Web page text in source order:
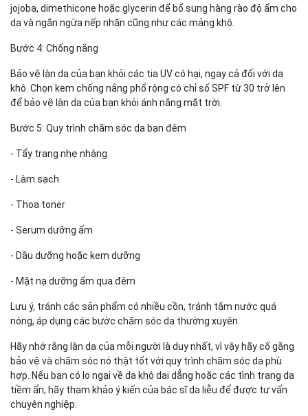
jojoba, dimethicone hoặc glycerin để bổ sung hàng rào độ ẩm cho
da và ngăn ngừa nếp nhăn cũng như các mảng khô.
Bước 4: Chống nắng
Bảo vệ làn da của bạn khỏi các tia UV có hại, ngay cả đối với da
khô. Chọn kem chống nắng phổ rộng có chỉ số SPF từ 30 trở lên
để bảo vệ làn da của bạn khỏi ánh nắng mặt trời.
Bước 5: Quy trình chăm sóc da bạn đêm
- Tẩy trang nhẹ nhàng
- Làm sạch
- Thoa toner
- Serum dưỡng ẩm
- Dầu dưỡng hoặc kem dưỡng
- Mặt nạ dưỡng ẩm qua đêm
Lưu ý, tránh các sản phẩm có nhiều cồn, tránh tắm nước quá
nóng, áp dụng các bước chăm sóc da thường xuyên.
Hãy nhớ rằng làn da của mỗi người là duy nhất, vì vậy hãy cố gằng
bảo vệ và chăm sóc nó thật tốt với quy trình chăm sóc da phù
hợp. Nếu bạn có lo ngại về da khô dai dẳng hoặc các tình trạng da
tiềm ẩn, hãy tham khảo ý kiến của bác sĩ da liễu để được tư vấn
chuyên nghiệp.